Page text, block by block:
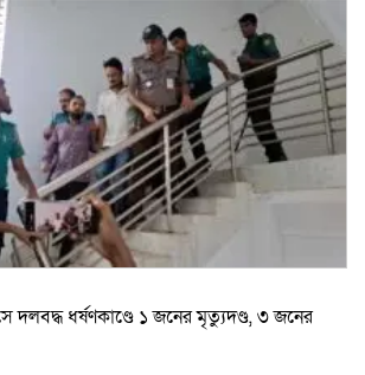
দলবদ্ধ ধর্ষণকাণ্ডে ১ জনের মৃত্যুদণ্ড, ৩ জনের